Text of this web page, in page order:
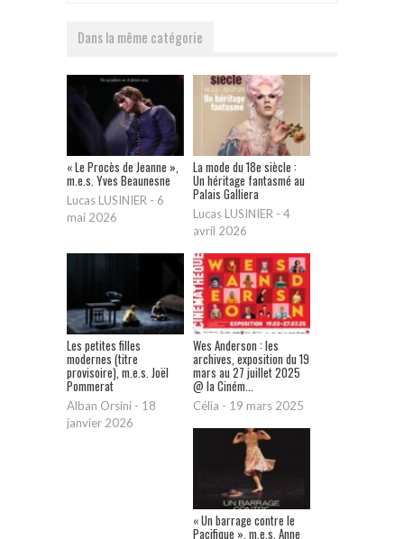
Dans la même catégorie
« Le Procès de Jeanne »,
m.e.s. Yves Beaunesne
Lucas LUSINIER - 6
mai 2026
La mode du 18e siècle :
Un héritage fantasmé au
Palais Galliera
Lucas LUSINIER - 4
avril 2026
Les petites filles
modernes (titre
provisoire), m.e.s. Joël
Pommerat
Alban Orsini - 18
janvier 2026
Wes Anderson : les
archives, exposition du 19
mars au 27 juillet 2025
@ la Ciném...
Célia - 19 mars 2025
« Un barrage contre le
Pacifique », m.e.s. Anne